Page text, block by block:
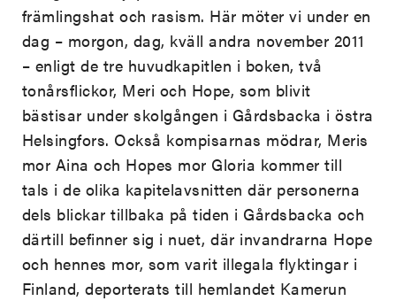
främlingshat och rasism. Här möter vi under en
dag – morgon, dag, kväll andra november 2011
– enligt de tre huvudkapitlen i boken, två
tonårsflickor, Meri och Hope, som blivit
bästisar under skolgången i Gårdsbacka i östra
Helsingfors. Också kompisarnas mödrar, Meris
mor Aina och Hopes mor Gloria kommer till
tals i de olika kapitelavsnitten där personerna
dels blickar tillbaka på tiden i Gårdsbacka och
därtill befinner sig i nuet, där invandrarna Hope
och hennes mor, som varit illegala flyktingar i
Finland, deporterats till hemlandet Kamerun